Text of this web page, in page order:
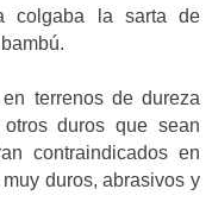
colgaba la sarta de
terrenos de dureza
duros que sean
contraindicados en
duros, abrasivos y